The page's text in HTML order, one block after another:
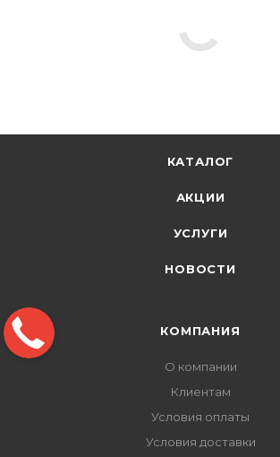
КАТАЛОГ
АКЦИИ
УСЛУГИ
НОВОСТИ
КОМПАНИЯ
О компании
Клиентам
Условия оплаты
Условия доставки